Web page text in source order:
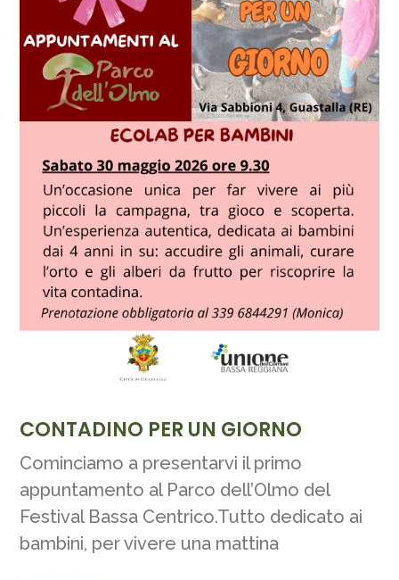
CONTADINO PER UN GIORNO
Cominciamo a presentarvi il primo
appuntamento al Parco dell’Olmo del
Festival Bassa Centrico.Tutto dedicato ai
bambini, per vivere una mattina